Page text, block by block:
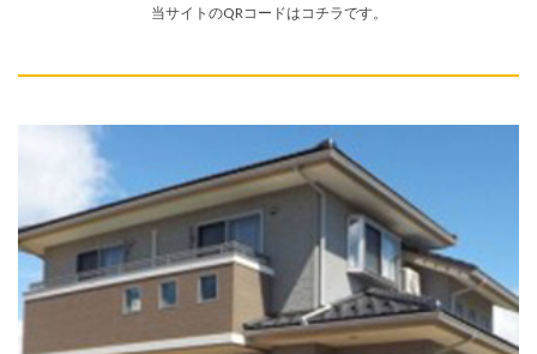
当サイトのQRコードはコチラです。